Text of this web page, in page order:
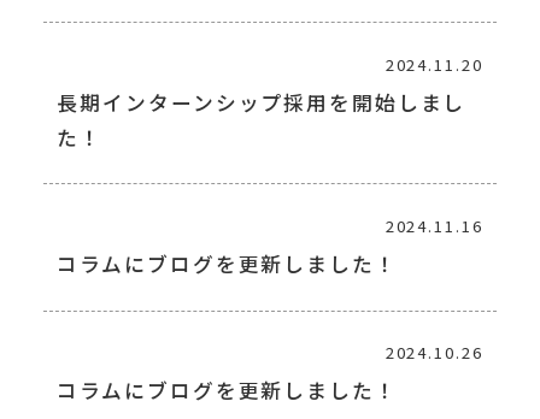
2024.11.20
長期インターンシップ採用を開始しまし
た！
2024.11.16
コラムにブログを更新しました！
2024.10.26
コラムにブログを更新しました！